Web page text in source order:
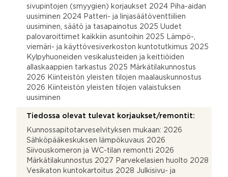
sivupintojen (smyygien) korjaukset 2024 Piha-aidan
uusiminen 2024 Patteri- ja linjasäätöventtiilien
uusiminen, säätö ja tasapainotus 2025 Uudet
palovaroittimet kaikkiin asuntoihin 2025 Lämpö-,
viemäri- ja käyttövesiverkoston kuntotutkimus 2025
Kylpyhuoneiden vesikalusteiden ja keittiöiden
allaskaappien tarkastus 2025 Märkätilakunnostus
2026 Kiinteistön yleisten tilojen maalauskunnostus
2026 Kiinteistön yleisten tilojen valaistuksen
uusiminen
Tiedossa olevat tulevat korjaukset/remontit:
Kunnossapitotarveselvityksen mukaan: 2026
Sähköpääkeskuksen lämpökuvaus 2026
Siivouskomeron ja WC-tilan remontti 2026
Märkätilakunnostus 2027 Parvekelasien huolto 2028
Vesikaton kuntokartoitus 2028 Julkisivu- ja